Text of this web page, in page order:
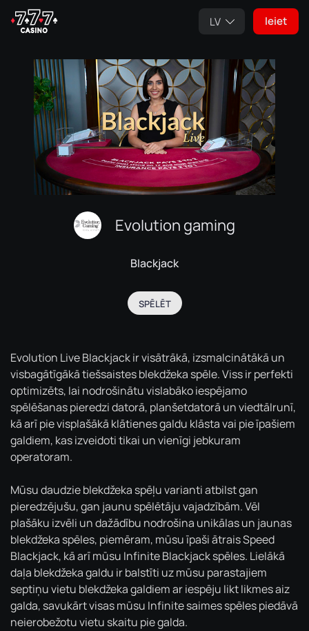
LV Ieiet
Evolution gaming
Blackjack
SPĒLĒT
Evolution Live Blackjack ir visātrākā, izsmalcinātākā un
visbagātīgākā tiešsaistes blekdžeka spēle. Viss ir perfekti
optimizēts, lai nodrošinātu vislabāko iespējamo
spēlēšanas pieredzi datorā, planšetdatorā un viedtālrunī,
kā arī pie visplašākā klātienes galdu klāsta vai pie īpašiem
galdiem, kas izveidoti tikai un vienīgi jebkuram
operatoram.
Mūsu daudzie blekdžeka spēļu varianti atbilst gan
pieredzējušu, gan jaunu spēlētāju vajadzībām. Vēl
plašāku izvēli un dažādību nodrošina unikālas un jaunas
blekdžeka spēles, piemēram, mūsu īpaši ātrais Speed
Blackjack, kā arī mūsu Infinite Blackjack spēles. Lielākā
daļa blekdžeka galdu ir balstīti uz mūsu parastajiem
septiņu vietu blekdžeka galdiem ar iespēju likt likmes aiz
galda, savukārt visas mūsu Infinite saimes spēles piedāvā
neierobežotu vietu skaitu pie galda.